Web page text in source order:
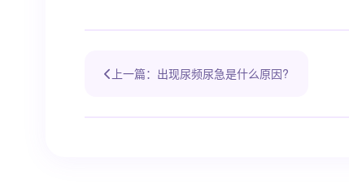
上一篇：出现尿频尿急是什么原因?